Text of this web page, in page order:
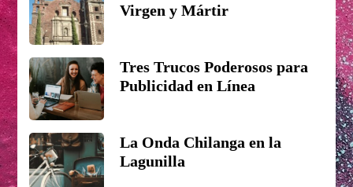
Virgen y Mártir
Tres Trucos Poderosos para
Publicidad en Línea
La Onda Chilanga en la
Lagunilla